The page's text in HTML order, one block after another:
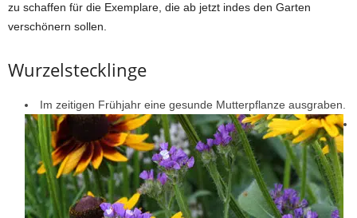
zu schaffen für die Exemplare, die ab jetzt indes den Garten
verschönern sollen.
Wurzelstecklinge
Im zeitigen Frühjahr eine gesunde Mutterpflanze ausgraben.